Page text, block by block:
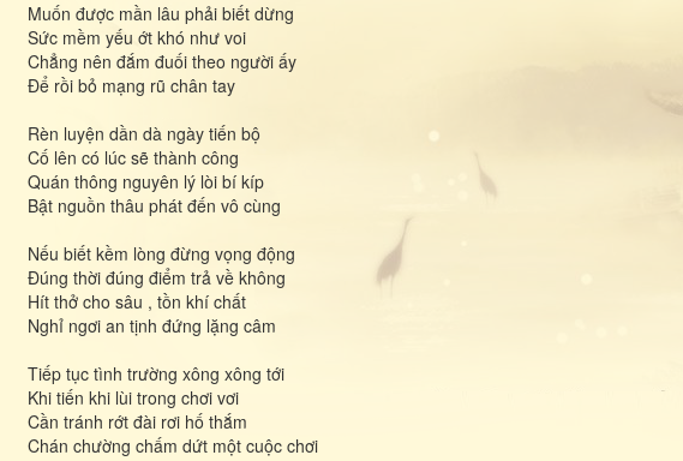
Muốn được mần lâu phải biết dừng
Sức mềm yếu ớt khó như voi
Chẳng nên đắm đuối theo người ấy
Để rồi bỏ mạng rũ chân tay
Rèn luyện dần dà ngày tiến bộ
Cố lên có lúc sẽ thành công
Quán thông nguyên lý lòi bí kíp
Bật nguồn thâu phát đến vô cùng
Nếu biết kềm lòng đừng vọng động
Đúng thời đúng điểm trả về không
Hít thở cho sâu , tồn khí chất
Nghỉ ngơi an tịnh đứng lặng câm
Tiếp tục tình trường xông xông tới
Khi tiến khi lùi trong chơi vơi
Cần tránh rớt đài rơi hố thắm
Chán chường chấm dứt một cuộc chơi